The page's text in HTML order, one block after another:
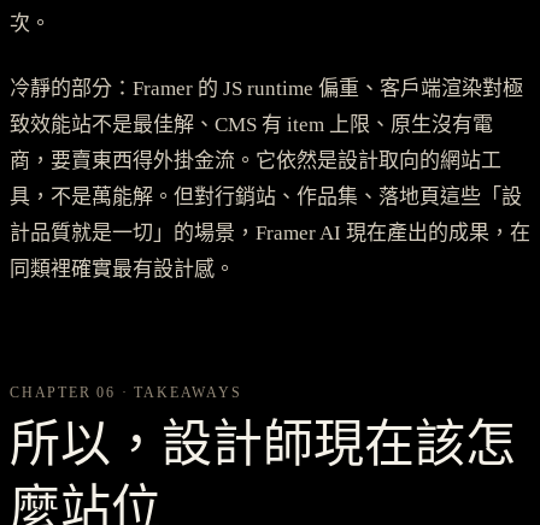
次。
冷靜的部分：Framer 的 JS runtime 偏重、客戶端渲染對極
致效能站不是最佳解、CMS 有 item 上限、原生沒有電
商，要賣東西得外掛金流。它依然是設計取向的網站工
具，不是萬能解。但對行銷站、作品集、落地頁這些「設
計品質就是一切」的場景，Framer AI 現在產出的成果，在
同類裡確實最有設計感。
CHAPTER 06 · TAKEAWAYS
所以，設計師現在該怎
麼站位